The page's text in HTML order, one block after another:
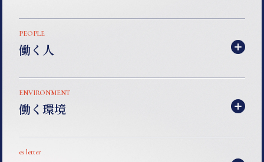
PEOPLE
働く人
ENVIRONMENT
働く環境
es letter